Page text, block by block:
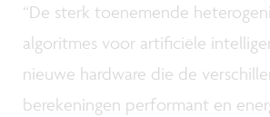
“De sterk toenemende
algoritmes voor artificiële
nieuwe hardware die de
berekeningen performant en